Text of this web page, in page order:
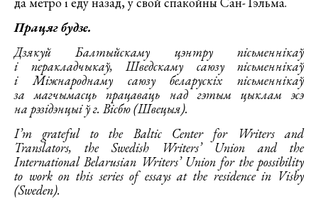
Працяг будзе.
Дзякуй Балтыйскаму цэнтру пісьменнікаў
і перакладчыкаў, Шведскаму саюзу пісьменнікаў
і Міжнароднаму саюзу беларускіх пісьменнікаў
за магчымасць працаваць над гэтым цыклам эсэ
на рэзідэнцыі ў г. Вісбю (Швецыя).
I’m grateful to the Baltic Center for Writers and
Translators, the Swedish Writers’ Union and the
International Belarusian Writers’ Union for the possibility
to work on this series of essays at the residence in Visby
(Sweden).